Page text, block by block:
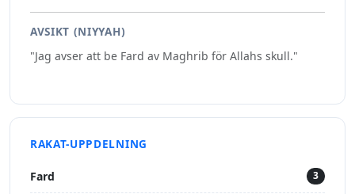
AVSIKT (NIYYAH)
"Jag avser att be Fard av Maghrib för Allahs skull."
RAKAT-UPPDELNING
Fard 3